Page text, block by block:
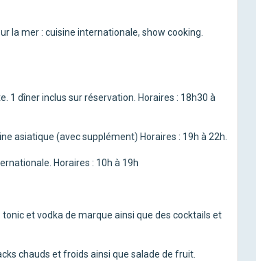
la mer : cuisine internationale, show cooking.
1 dîner inclus sur réservation. Horaires : 18h30 à
asiatique (avec supplément) Horaires : 19h à 22h.
Horaires : 10h à 19h
et vodka de marque ainsi que des cocktails et
chauds et froids ainsi que salade de fruit.